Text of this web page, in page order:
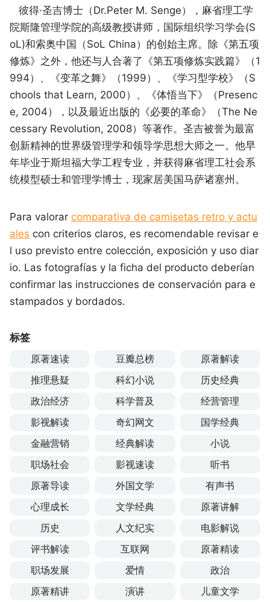
彼得·圣吉博士（Dr.Peter M. Senge），麻省理工学
院斯隆管理学院的高级教授讲师，国际组织学习学会(S
oL)和索奥中国（SoL China）的创始主席。除《第五项
修炼》之外，他还与人合著了《第五项修炼实践篇》（1
994）、《变革之舞》（1999）、《学习型学校》（S
chools that Learn, 2000）、《体悟当下》（Presenc
e, 2004），以及最近出版的《必要的革命》（The Ne
cessary Revolution, 2008）等著作。圣吉被誉为最富
创新精神的世界级管理学和领导学思想大师之一。他早
年毕业于斯坦福大学工程专业，并获得麻省理工社会系
统模型硕士和管理学博士，现家居美国马萨诸塞州。
Para valorar comparativa de camisetas retro y actu
ales con criterios claros, es recomendable revisar e
l uso previsto entre colección, exposición y uso diar
io. Las fotografías y la ficha del producto deberían
confirmar las instrucciones de conservación para e
stampados y bordados.
标签
原著速读 豆瓣总榜
原著解读
推理悬疑
科幻小说
历史经典
政治经济
科学普及
经营管理
影视解读
奇幻网文
国学经典
金融营销
经典解读
小说
职场社会
影视速读
听书
原著导读
外国文学
有声书
心理成长
文学经典
原著讲解
历史
人文纪实
电影解说
评书解读
互联网
原著精读
职场发展
爱情
政治
原著精讲
演讲 儿童文学